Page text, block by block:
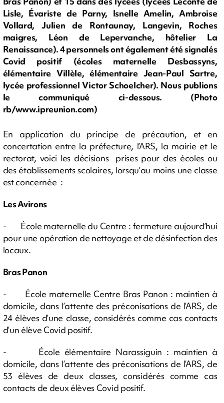
Lisle, Évariste de Parny, Isnelle Amelin, Ambroise
Vollard, Julien de Rontaunay, Langevin, Roches
maigres, Léon de Lepervanche, hôtelier La
Renaissance). 4 personnels ont également été signalés
Covid positif (écoles maternelle Desbassyns,
élémentaire Villèle, élémentaire Jean-Paul Sartre,
lycée professionnel Victor Schoelcher). Nous publions
le communiqué ci-dessous. (Photo
rb/www.ipreunion.com)
En application du principe de précaution, et en
concertation entre la préfecture, l’ARS, la mairie et le
rectorat, voici les décisions prises pour des écoles ou
des établissements scolaires, lorsqu’au moins une classe
est concernée :
Les Avirons
- École maternelle du Centre : fermeture aujourd’hui
pour une opération de nettoyage et de désinfection des
locaux.
Bras Panon
- École maternelle Centre Bras Panon : maintien à
domicile, dans l’attente des préconisations de l’ARS, de
24 élèves d’une classe, considérés comme cas contacts
d’un élève Covid positif.
- École élémentaire Narassiguin : maintien à
domicile, dans l’attente des préconisations de l’ARS, de
53 élèves de deux classes, considérés comme cas
contacts de deux élèves Covid positif.